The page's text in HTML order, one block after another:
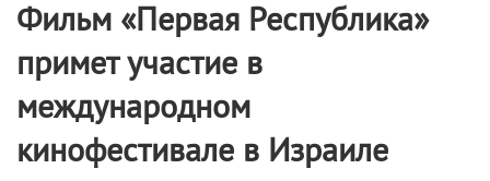
Фильм «Первая Республика»
примет участие в
международном
кинофестивале в Израиле